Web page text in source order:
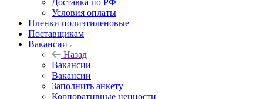
Доставка по РФ
Условия оплаты
Пленки полиэтиленовые
Поставщикам
Вакансии
Назад
Вакансии
Вакансии
Заполнить анкету
Корпоративные ценности